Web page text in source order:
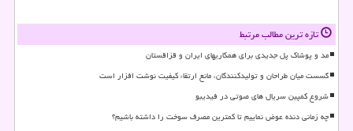
تازه ترین مطالب مرتبط
مد و پوشاک پل جدیدی برای همکاریهای ایران و قزاقستان
گسست میان طراحان و تولیدکنندگان، مانع ارتقاء کیفیت نوشت افزار است
شروع کمپین سریال های صوتی در فیدیبو
چه زمانی دنده عوض نماییم تا کمترین مصرف سوخت را داشته باشیم؟